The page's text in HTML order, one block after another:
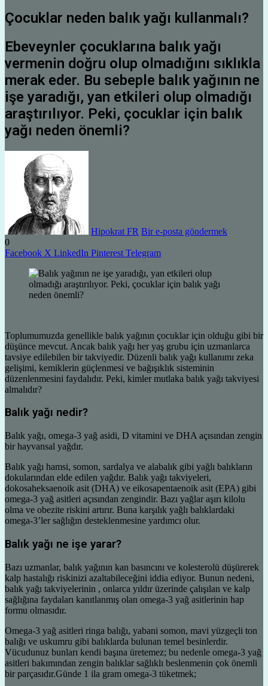
Çocuklar neden balık yağı kullanmalı?
Ebeveynler çocuklarına balık yağı
vermenin doğru olup olmadığını sıklıkla
merak eder. Bu sebeple balık yağının ne
işe yaradığı, yan etkileri olup olmadığı
araştırılıyor. Peki, çocuklar için balık
yağı neden önemli?
Hipokrat FR Bir e-posta göndermek
0
Facebook X LinkedIn Pinterest Telegram
Toplumumuzda genellikle balık yağının çocuklar için olduğu gibi bir
düşünce mevcut. Ancak balık yağı her yaş grubu için uzmanlarca
tavsiye edilebilen bir takviyedir. Düzenli balık yağı kullanımı zeka
gelişimi, kemiklerin güçlenmesi ve bağışıklık sisteminin
düzenlenmesini faydalıdır. Peki, kimler mutlaka balık yağı takviyesi
almalıdır?
Balık yağı nedir?
Balık yağı, omega-3 yağ asidi, D vitamini ve DHA açısından zengin
bir hayvansal yağdır.
Balık yağı hamsi, somon, sardalya ve alabalık gibi yağlı balıkların
dokularından elde edilen yağdır. Balık yağı takviyeleri,
dokosaheksaenoik asit (DHA) ve eikosapentaenoik asit (EPA) gibi
omega-3 yağ asitleri açısından zengindir. Bazı yağlar aşırı kilolu
olma ve obezite riskini artırır. Buna karşılık yağlı balıklardaki
omega-3’ler sağlığın desteklenmesine yardımcı olur.
Balık yağı ne işe yarar?
Bazı uzmanlar, balık yağının kan basıncını ve kolesterolü düşürerek
kalp hastalığı riskinizi azaltabileceğini iddia ediyor. Bunun nedeni,
balık yağı takviyelerinin , onlarca yıldır üzerinde çalışılan ve kalp
sağlığına faydaları kanıtlanmış olan omega-3 yağ asitlerinin hap
formu olmasıdır.
Omega-3 yağ asitleri ringa balığı, yabani somon, mavi yüzgeçli ton
balığı ve uskumru gibi balıklarda bulunan temel besinlerdir.
Vücudunuz bunları kendi başına üretemez; bu nedenle omega-3 yağ
asitleri bakımından zengin balıklar sağlıklı beslenmenin çok önemli
bir parçasıdır.Günde 1 ila gram omega-3 tüketmek;